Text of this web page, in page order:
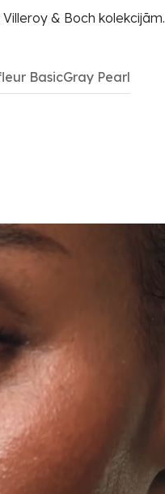
& Boch kolekcijām.
BasicGray Pearl